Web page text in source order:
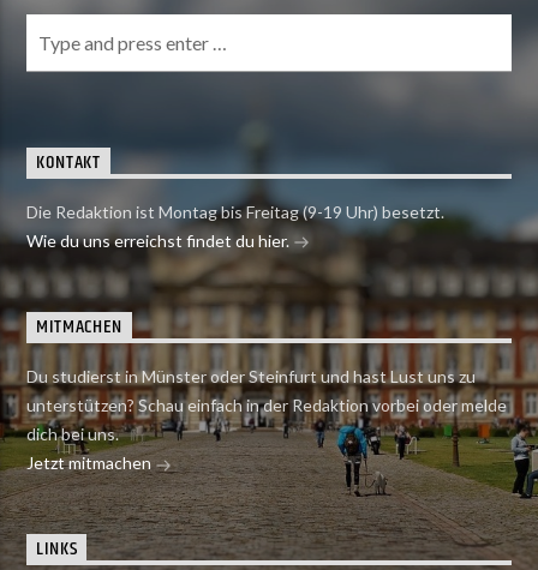
KONTAKT
Die Redaktion ist Montag bis Freitag (9-19 Uhr) besetzt.
Wie du uns erreichst findet du hier.
MITMACHEN
Du studierst in Münster oder Steinfurt und hast Lust uns zu
unterstützen? Schau einfach in der Redaktion vorbei oder melde
dich bei uns.
Jetzt mitmachen
LINKS